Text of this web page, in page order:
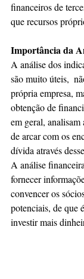
financeiros de
que recursos
Importância da
A análise dos
são muito úteis,
própria empresa,
obtenção de
em geral, analisam
de arcar com os
dívida através
A análise
fornecer
convencer os
potenciais, de que
investir mais